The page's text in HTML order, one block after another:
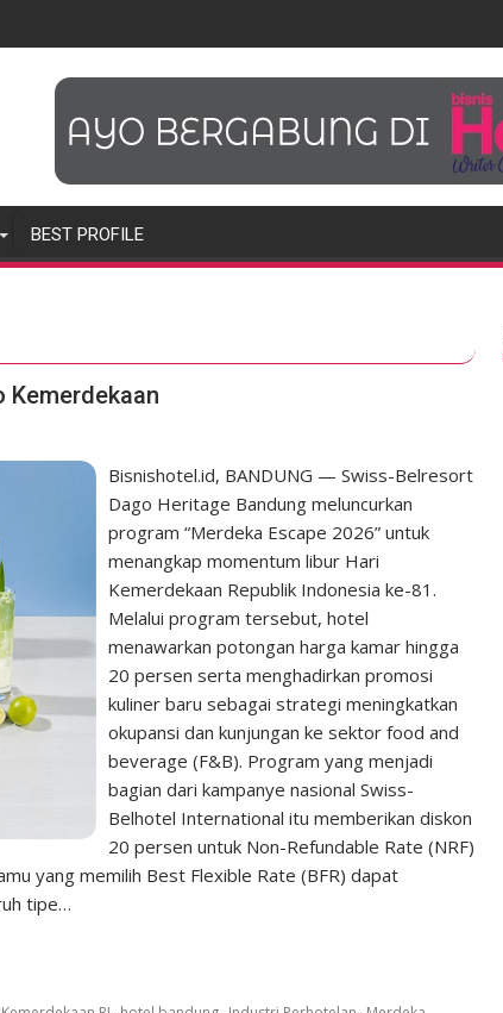
BEST PROFILE
Kemerdekaan
Bisnishotel.id, BANDUNG — Swiss-Belresort
Dago Heritage Bandung meluncurkan
program “Merdeka Escape 2026” untuk
menangkap momentum libur Hari
Kemerdekaan Republik Indonesia ke-81.
Melalui program tersebut, hotel
menawarkan potongan harga kamar hingga
20 persen serta menghadirkan promosi
kuliner baru sebagai strategi meningkatkan
okupansi dan kunjungan ke sektor food and
beverage (F&B). Program yang menjadi
bagian dari kampanye nasional Swiss-
Belhotel International itu memberikan diskon
20 persen untuk Non-Refundable Rate (NRF)
yang memilih Best Flexible Rate (BFR) dapat
tipe…